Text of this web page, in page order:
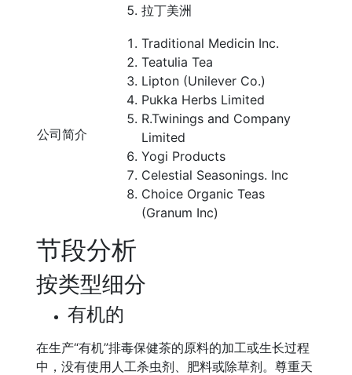
拉丁美洲
公司简介
Traditional Medicin Inc.
Teatulia Tea
Lipton (Unilever Co.)
Pukka Herbs Limited
R.Twinings and Company
Limited
Yogi Products
Celestial Seasonings. Inc
Choice Organic Teas
(Granum Inc)
节段分析
按类型细分
有机的
在生产“有机”排毒保健茶的原料的加工或生长过程
中，没有使用人工杀虫剂、肥料或除草剂。尊重天